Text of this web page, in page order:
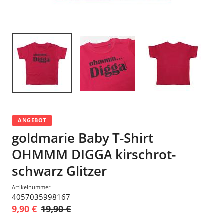
ANGEBOT
goldmarie Baby T-Shirt
OHMMM DIGGA kirschrot-
schwarz Glitzer
Artikelnummer
4057035998167
9,90 € 19,90 €